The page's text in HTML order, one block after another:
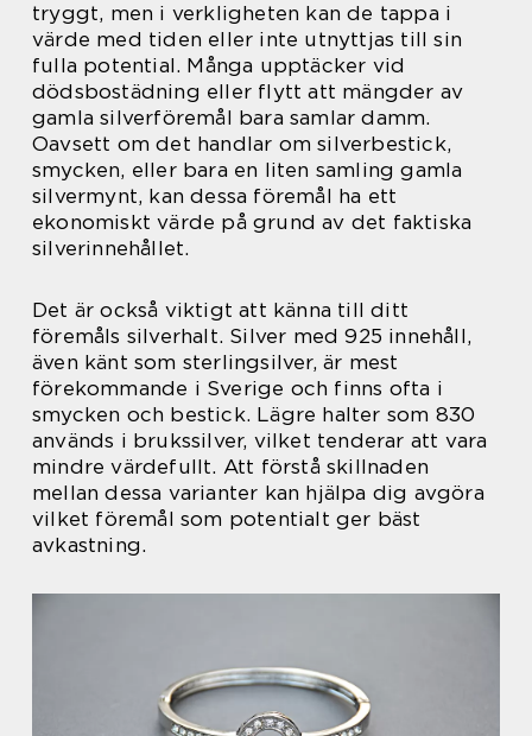
tryggt, men i verkligheten kan de tappa i
värde med tiden eller inte utnyttjas till sin
fulla potential. Många upptäcker vid
dödsbostädning eller flytt att mängder av
gamla silverföremål bara samlar damm.
Oavsett om det handlar om silverbestick,
smycken, eller bara en liten samling gamla
silvermynt, kan dessa föremål ha ett
ekonomiskt värde på grund av det faktiska
silverinnehållet.
Det är också viktigt att känna till ditt
föremåls silverhalt. Silver med 925 innehåll,
även känt som sterlingsilver, är mest
förekommande i Sverige och finns ofta i
smycken och bestick. Lägre halter som 830
används i brukssilver, vilket tenderar att vara
mindre värdefullt. Att förstå skillnaden
mellan dessa varianter kan hjälpa dig avgöra
vilket föremål som potentialt ger bäst
avkastning.